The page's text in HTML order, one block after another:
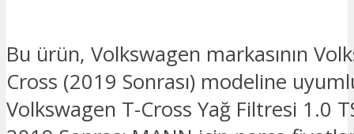
Bu ürün, Volkswagen markasının
Cross (2019 Sonrası) modeline
Volkswagen T-Cross Yağ Filtresi 1.0